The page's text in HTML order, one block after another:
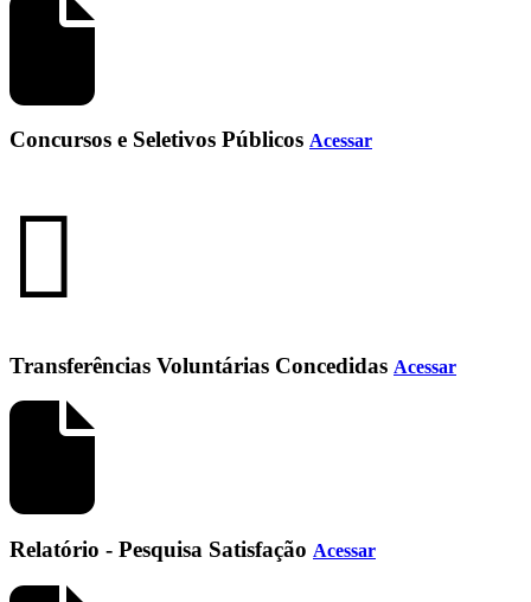
Concursos e Seletivos Públicos Acessar
Transferências Voluntárias Concedidas Acessar
Relatório - Pesquisa Satisfação Acessar